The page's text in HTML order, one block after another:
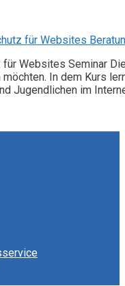
für Websites
Websites Seminar
In dem Kurs
Jugendlichen im